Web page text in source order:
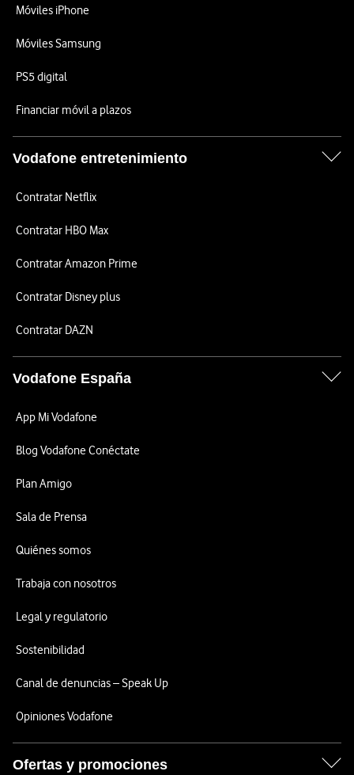
Móviles iPhone
Móviles Samsung
PS5 digital
Financiar móvil a plazos
Vodafone entretenimiento
Contratar Netflix
Contratar HBO Max
Contratar Amazon Prime
Contratar Disney plus
Contratar DAZN
Vodafone España
App Mi Vodafone
Blog Vodafone Conéctate
Plan Amigo
Sala de Prensa
Quiénes somos
Trabaja con nosotros
Legal y regulatorio
Sostenibilidad
Canal de denuncias – Speak Up
Opiniones Vodafone
Ofertas y promociones